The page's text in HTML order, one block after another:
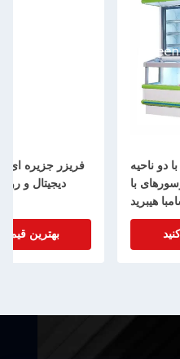
دو ناحیه
با
هیبرید
فریزر جزیره ای
بهترین